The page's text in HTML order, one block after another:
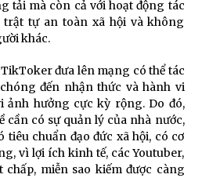
tải mà còn cả với hoạt động tác
trật tự an toàn xã hội và không
khác.
đưa lên mạng có thể tác
đến nhận thức và hành vi
ảnh hưởng cực kỳ rộng. Do đó,
có sự quản lý của nhà nước,
tiêu chuẩn đạo đức xã hội, có cơ
vì lợi ích kinh tế, các Youtuber,
miễn sao kiếm được càng